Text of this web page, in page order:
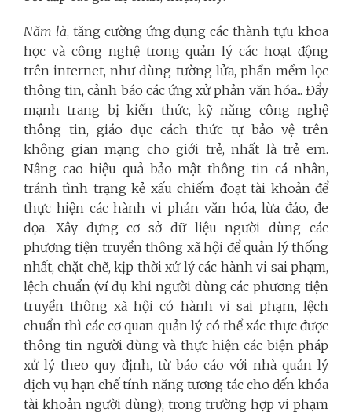
Năm là, tăng cường ứng dụng các thành tựu khoa
học và công nghệ trong quản lý các hoạt động
trên internet, như dùng tường lửa, phần mềm lọc
thông tin, cảnh báo các ứng xử phản văn hóa... Đẩy
mạnh trang bị kiến thức, kỹ năng công nghệ
thông tin, giáo dục cách thức tự bảo vệ trên
không gian mạng cho giới trẻ, nhất là trẻ em.
Nâng cao hiệu quả bảo mật thông tin cá nhân,
tránh tình trạng kẻ xấu chiếm đoạt tài khoản để
thực hiện các hành vi phản văn hóa, lừa đảo, đe
dọa. Xây dựng cơ sở dữ liệu người dùng các
phương tiện truyền thông xã hội để quản lý thống
nhất, chặt chẽ, kịp thời xử lý các hành vi sai phạm,
lệch chuẩn (ví dụ khi người dùng các phương tiện
truyền thông xã hội có hành vi sai phạm, lệch
chuẩn thì các cơ quan quản lý có thể xác thực được
thông tin người dùng và thực hiện các biện pháp
xử lý theo quy định, từ báo cáo với nhà quản lý
dịch vụ hạn chế tính năng tương tác cho đến khóa
tài khoản người dùng); trong trường hợp vi phạm